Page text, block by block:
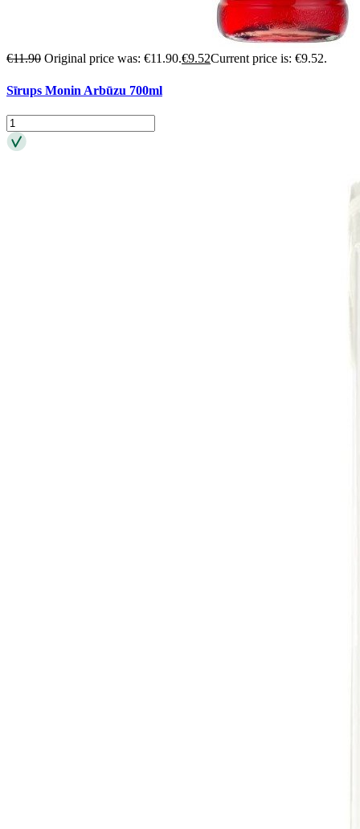
€11.90 Original price was: €11.90.€9.52Current price is: €9.52.
Sīrups Monin Arbūzu 700ml